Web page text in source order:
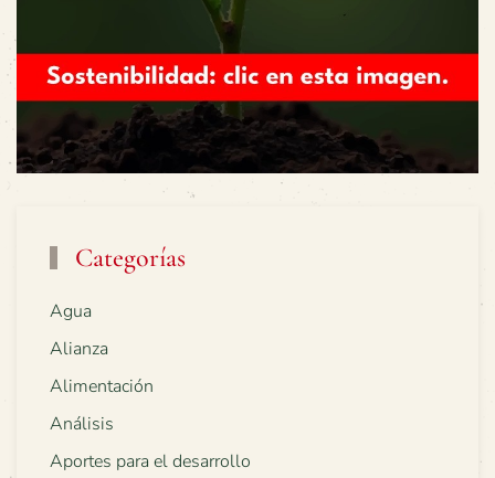
Categorías
Agua
Alianza
Alimentación
Análisis
Aportes para el desarrollo